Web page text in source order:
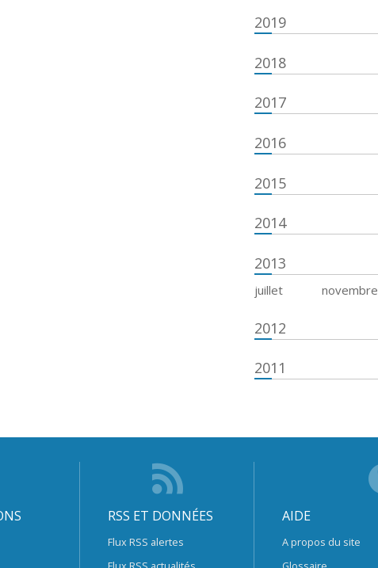
2019
2018
2017
2016
2015
2014
2013
juillet novembre
2012
2011
RSS ET DONNÉES
Flux RSS alertes
AIDE
A propos du site